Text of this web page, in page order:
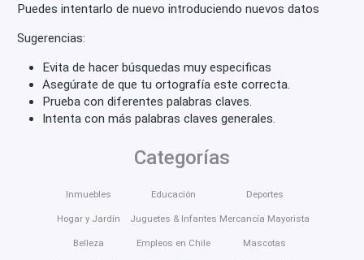
Puedes intentarlo de nuevo introduciendo nuevos datos
Sugerencias:
Evita de hacer búsquedas muy especificas
Asegúrate de que tu ortografía este correcta.
Prueba con diferentes palabras claves.
Intenta con más palabras claves generales.
Categorías
Inmuebles
Hogar y Jardín
Belleza
Educación
Juguetes & Infantes
Empleos en Chile
Deportes
Mercancía Mayorista
Mascotas